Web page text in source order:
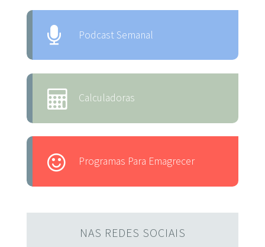
Podcast Semanal
Calculadoras
Programas Para Emagrecer
NAS REDES SOCIAIS